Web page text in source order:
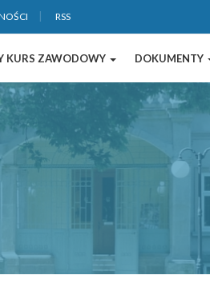
RSS
KURS ZAWODOWY DOKUMENTY